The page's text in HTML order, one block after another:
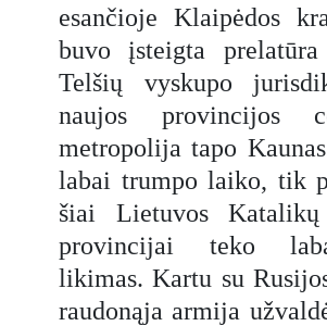
esančioje Klaipėdos
buvo įsteigta
Telšių vyskupo
naujos provincijos
metropolija tapo
labai trumpo laiko, tik
šiai Lietuvos Katalikų
provincijai teko
likimas. Kartu su
raudonąja armija